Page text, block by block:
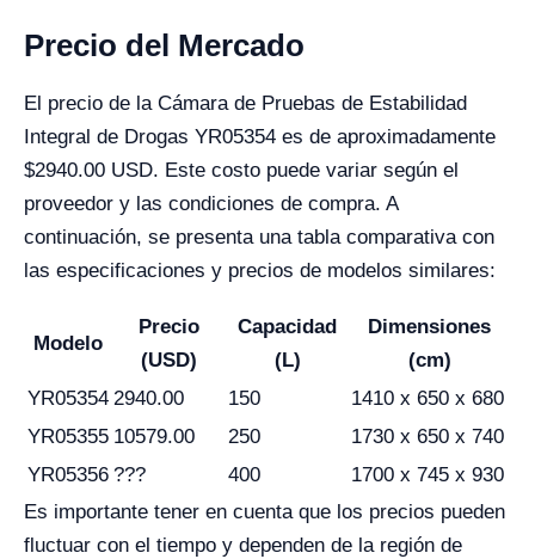
Precio del Mercado
El precio de la Cámara de Pruebas de Estabilidad
Integral de Drogas YR05354 es de aproximadamente
$2940.00 USD. Este costo puede variar según el
proveedor y las condiciones de compra. A
continuación, se presenta una tabla comparativa con
las especificaciones y precios de modelos similares:
Modelo
Precio
(USD)
Capacidad
(L)
Dimensiones
(cm)
YR05354 2940.00 150
1410 x 650 x 680
YR05355 10579.00 250
1730 x 650 x 740
YR05356 ??? 400
1700 x 745 x 930
Es importante tener en cuenta que los precios pueden
fluctuar con el tiempo y dependen de la región de